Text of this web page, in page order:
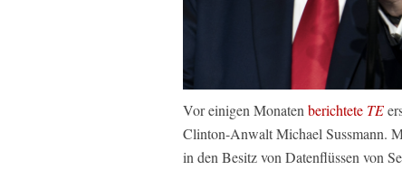
Vor einigen Monaten berichtete TE
Clinton-Anwalt Michael Sussmann.
in den Besitz von Datenflüssen von